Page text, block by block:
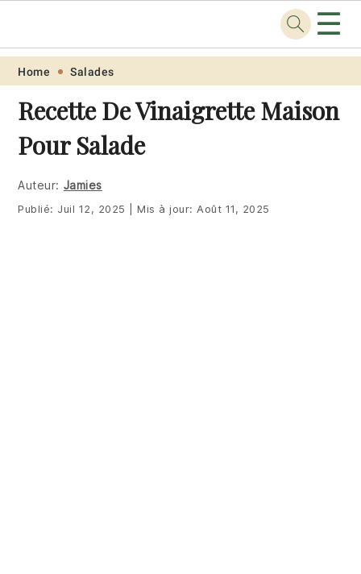
Skip
primary
navigation
Skip
main
content
Skip
primary
sidebar
Skip
footer
Recette.pro ☰
Home Salades
Recette De Vinaigrette Maison
Pour Salade
Auteur: Jamies
Publié: Juil 12, 2025 Mis à jour: Août 11, 2025